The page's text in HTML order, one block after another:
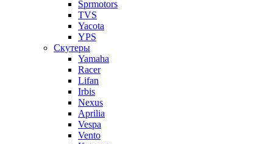
Sprmotors
TVS
Yacota
YPS
Скутеры
Yamaha
Racer
Lifan
Irbis
Nexus
Aprilia
Vespa
Vento